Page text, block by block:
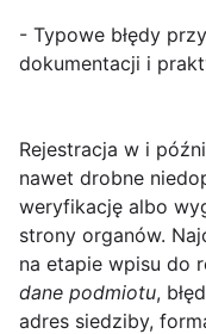
- Typowe błędy
dokumentacji i
Rejestracja w i
nawet drobne
weryfikację albo
strony organów.
na etapie wpisu do
dane podmiotu,
adres siedziby,